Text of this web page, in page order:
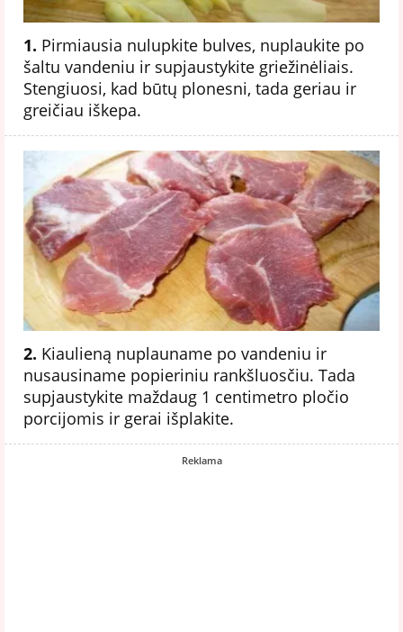
1. Pirmiausia nulupkite bulves, nuplaukite po
šaltu vandeniu ir supjaustykite griežinėliais.
Stengiuosi, kad būtų plonesni, tada geriau ir
greičiau iškepa.
2. Kiaulieną nuplauname po vandeniu ir
nusausiname popieriniu rankšluosčiu. Tada
supjaustykite maždaug 1 centimetro pločio
porcijomis ir gerai išplakite.
Reklama